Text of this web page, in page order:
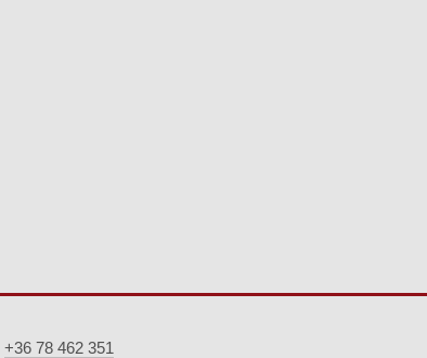
+36 78 462 351